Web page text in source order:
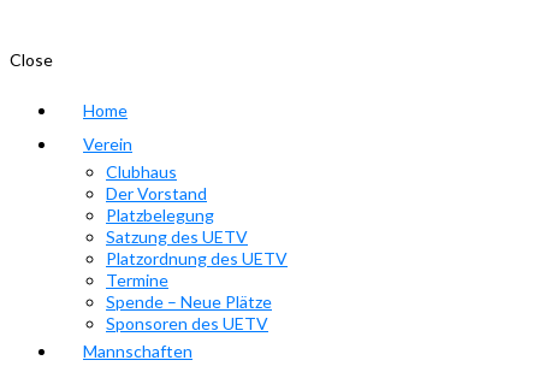
Close
Home
Verein
Clubhaus
Der Vorstand
Platzbelegung
Satzung des UETV
Platzordnung des UETV
Termine
Spende – Neue Plätze
Sponsoren des UETV
Mannschaften